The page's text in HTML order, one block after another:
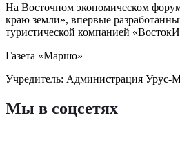
На Восточном экономическом
краю земли», впервые
туристической компанией
Газета «Маршо»
Учредитель: Администрация Урус-
Мы в соцсетях